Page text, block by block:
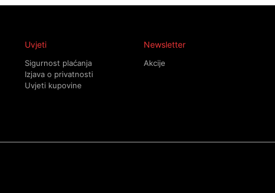
Uvjeti
Sigurnost plaćanja
Izjava o privatnosti
Uvjeti kupovine
Newsletter
Akcije